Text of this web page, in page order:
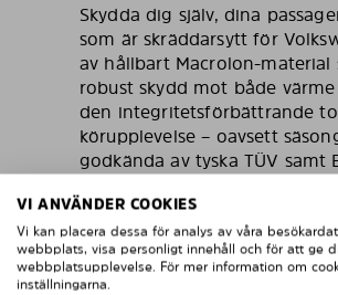
Skydda dig själv, dina
som är skräddarsytt för
av hållbart Macrolon-
robust skydd mot både
den integritetsförbättrande
körupplevelse – oavsett
godkända av tyska TÜV
Med över 500 000 nöjda
valet för dig som vill ha ett
VI ANVÄNDER COOKIES
Vi kan placera dessa för analys av våra
webbplats, visa personligt innehåll och för att ge
webbplatsupplevelse. För mer information om
inställningarna.